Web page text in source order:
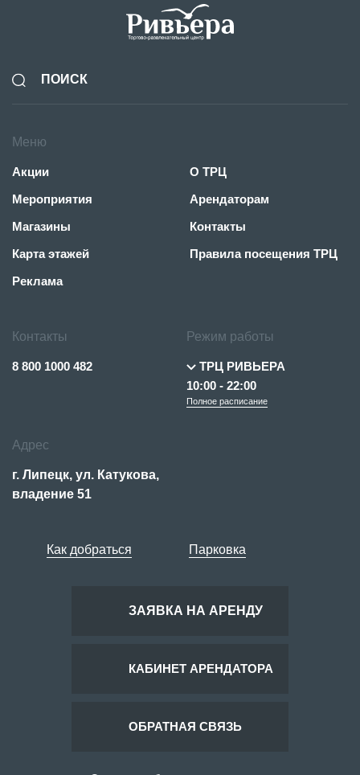
Адрес
г. Липецк, ул. Катукова,
владение 51
Как добраться Парковка
ЗАЯВКА НА АРЕНДУ
Контакты
8 800 1000 482
Режим работы
ТРЦ РИВЬЕРА
10:00 - 22:00
Полное расписание
Меню
Акции
Мероприятия
Магазины
Карта этажей
Реклама
О ТРЦ
Арендаторам
Контакты
Правила посещения ТРЦ
КАБИНЕТ АРЕНДАТОРА
ОБРАТНАЯ СВЯЗЬ